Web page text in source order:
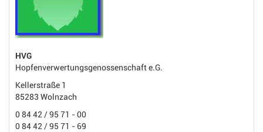
HVG
Hopfenverwertungsgenossenschaft e.G.
Kellerstraße 1
85283 Wolnzach
0 84 42 / 95 71 - 00
0 84 42 / 95 71 - 69